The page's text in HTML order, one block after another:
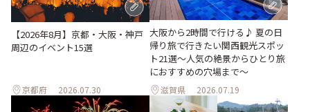
【2026年8月】京都・大阪・神戸
周辺のイベント15選
京都府 2026.07.30
大阪から2時間で行ける♪ 夏の日
帰り旅で行きたい関西観光スポッ
ト21選～人気の絶景からひとり旅
におすすめの穴場まで～
滋賀県 2026.07.19